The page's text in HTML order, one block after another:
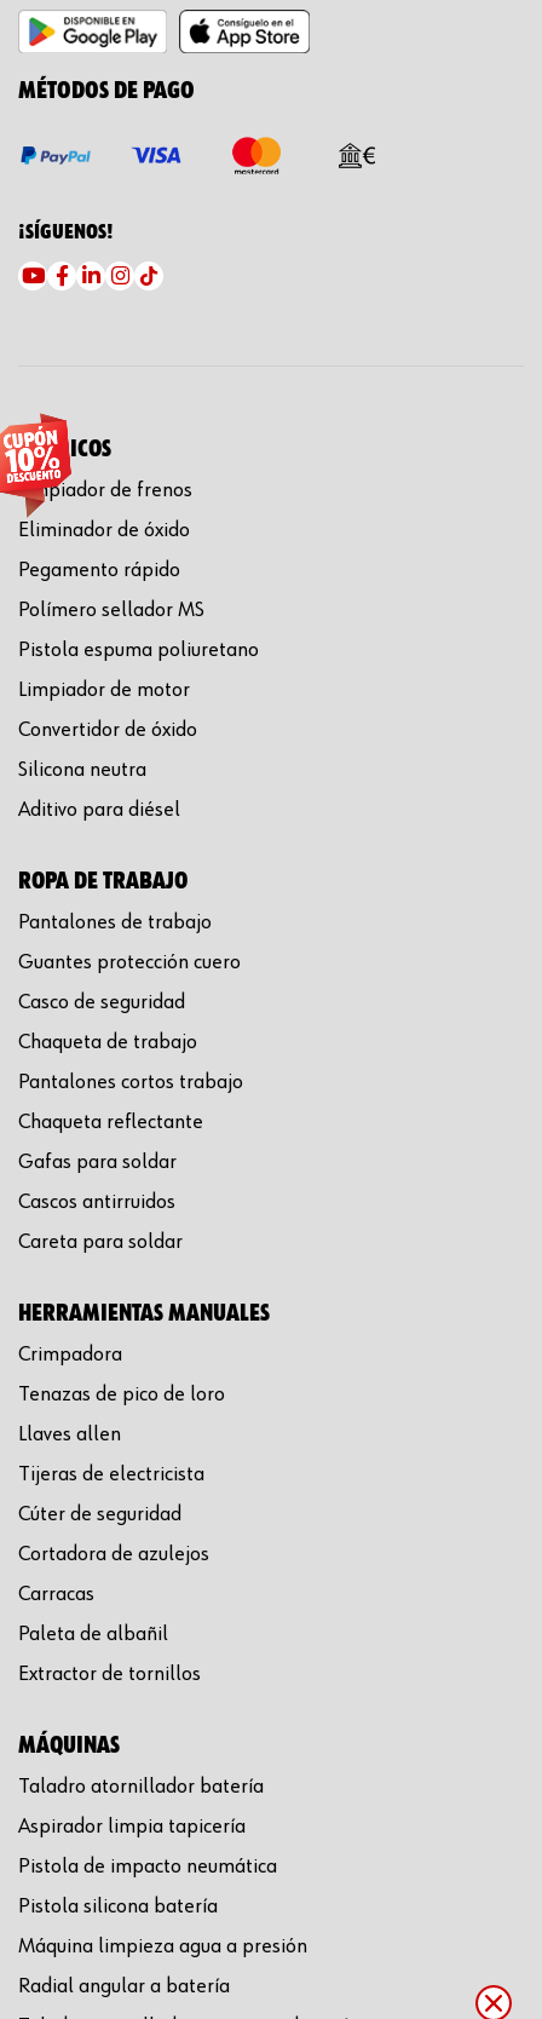
MÉTODOS DE PAGO
¡SÍGUENOS!
QUÍMICOS
Limpiador de frenos
Eliminador de óxido
Pegamento rápido
Polímero sellador MS
Pistola espuma poliuretano
Limpiador de motor
Convertidor de óxido
Silicona neutra
Aditivo para diésel
ROPA DE TRABAJO
Pantalones de trabajo
Guantes protección cuero
Casco de seguridad
Chaqueta de trabajo
Pantalones cortos trabajo
Chaqueta reflectante
Gafas para soldar
Cascos antirruidos
Careta para soldar
HERRAMIENTAS MANUALES
Crimpadora
Tenazas de pico de loro
Llaves allen
Tijeras de electricista
Cúter de seguridad
Cortadora de azulejos
Carracas
Paleta de albañil
Extractor de tornillos
MÁQUINAS
Taladro atornillador batería
Aspirador limpia tapicería
Pistola de impacto neumática
Pistola silicona batería
Máquina limpieza agua a presión
Radial angular a batería